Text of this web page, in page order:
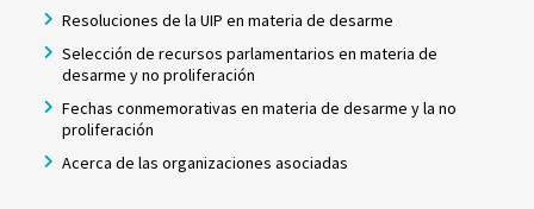
Resoluciones de la UIP en materia de desarme
Selección de recursos parlamentarios en materia de
desarme y no proliferación
Fechas conmemorativas en materia de desarme y la no
proliferación
Acerca de las organizaciones asociadas